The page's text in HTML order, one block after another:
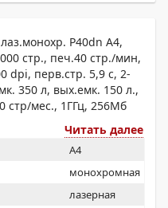
P40dn A4,
стр., печ.40 стр./мин,
dpi, перв.стр. 5,9 с, 2-
350 л, вых.емк. 150 л.,
стр/мес., 1ГГц, 256Мб
Читать далее
A4
монохромная
лазерная